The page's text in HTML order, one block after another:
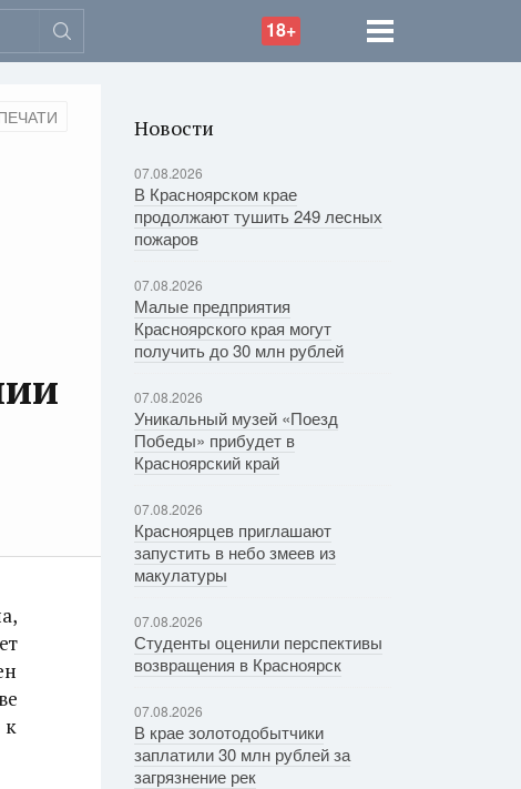
18+
Новости
07.08.2026
В Красноярском крае
продолжают тушить 249 лесных
пожаров
07.08.2026
Малые предприятия
Красноярского края могут
получить до 30 млн рублей
07.08.2026
Уникальный музей «Поезд
Победы» прибудет в
Красноярский край
07.08.2026
Красноярцев приглашают
запустить в небо змеев из
макулатуры
07.08.2026
Студенты оценили перспективы
возвращения в Красноярск
07.08.2026
В крае золотодобытчики
заплатили 30 млн рублей за
загрязнение рек